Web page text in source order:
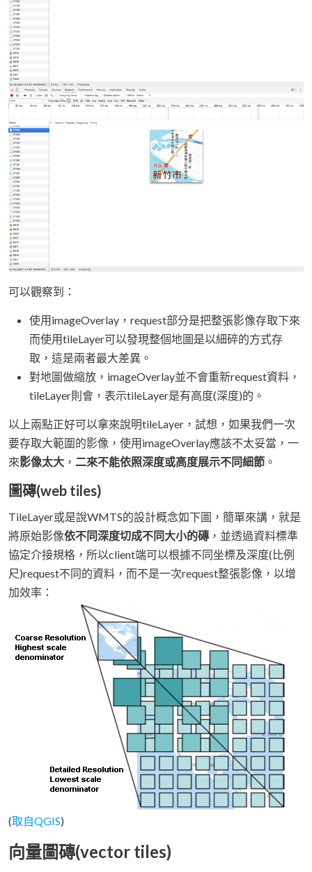
可以觀察到：
使用imageOverlay，request部分是把整張影像存取下來
而使用tileLayer可以發現整個地圖是以細碎的方式存
取，這是兩者最大差異。
對地圖做縮放，imageOverlay並不會重新request資料，
tileLayer則會，表示tileLayer是有高度(深度)的。
以上兩點正好可以拿來說明tileLayer，試想，如果我們一次
要存取大範圍的影像，使用imageOverlay應該不太妥當，一
來影像太大 ， 二來不能依照深度或高度展示不同細節 。
圖磚(web tiles)
TileLayer或是說WMTS的設計概念如下圖，簡單來講，就是
將原始影像依不同深度切成不同大小的磚 ，並透過資料標準
協定介接規格，所以client端可以根據不同坐標及深度(比例
尺)request不同的資料，而不是一次request整張影像，以增
加效率：
(取自QGIS)
向量圖磚(vector tiles)